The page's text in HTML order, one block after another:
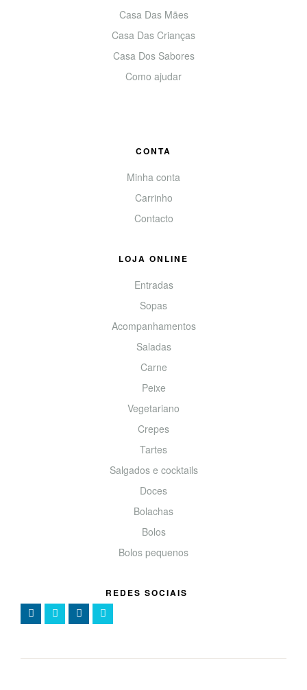
Casa Das Mães
Casa Das Crianças
Casa Dos Sabores
Como ajudar
CONTA
Minha conta
Carrinho
Contacto
LOJA ONLINE
Entradas
Sopas
Acompanhamentos
Saladas
Carne
Peixe
Vegetariano
Crepes
Tartes
Salgados e cocktails
Doces
Bolachas
Bolos
Bolos pequenos
REDES SOCIAIS